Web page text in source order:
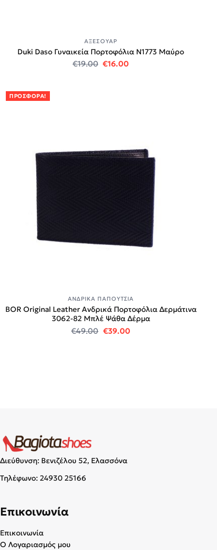
ΑΞΕΣΟΥΆΡ
Duki Daso Γυναικεία Πορτοφόλια N1773 Μαύρο
€19.00 Original price was: €19.00.
€16.00Η τρέχουσα τιμή
ΠΡΟΣΦΟΡΆ!
ΑΝΔΡΙΚΆ ΠΑΠΟΎΤΣΙΑ
BOR Original Leather Ανδρικά Πορτοφόλια Δερμάτινα
3062-82 Μπλέ Ψάθα Δέρμα
€49.00 Original price was: €49.00.
€39.00Η τρέχουσα τιμή
Διεύθυνση: Βενιζέλου 52, Ελασσόνα
Τηλέφωνο: 24930 25166
Επικοινωνία
Επικοινωνία
Ο Λογαριασμός μου